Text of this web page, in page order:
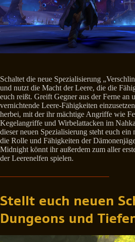
Schaltet die neue Spezialisierung
und nutzt die Macht der Leere, die die
euch reißt. Greift Gegner aus der Ferne an
vernichtende Leere-Fähigkeiten
herbei, mit der ihr mächtige Angriffe wie
Kegelangriffe und Wirbelattacken im
dieser neuen Spezialisierung steht euch
die Rolle und Fähigkeiten der
Midnight könnt ihr außerdem zum aller
der Leerenelfen spielen.
Stellt euch neuen
Dungeons und